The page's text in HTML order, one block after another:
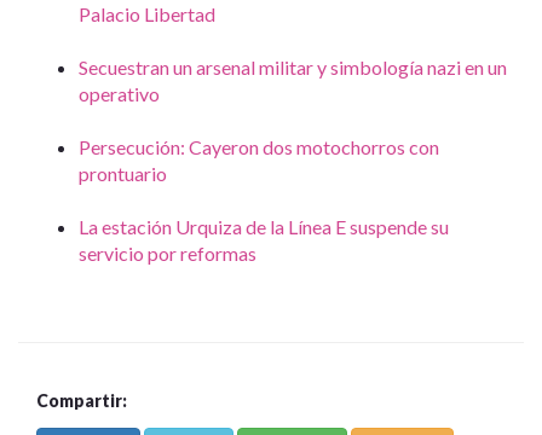
Palacio Libertad
Secuestran un arsenal militar y simbología nazi en un
operativo
Persecución: Cayeron dos motochorros con
prontuario
La estación Urquiza de la Línea E suspende su
servicio por reformas
Compartir: